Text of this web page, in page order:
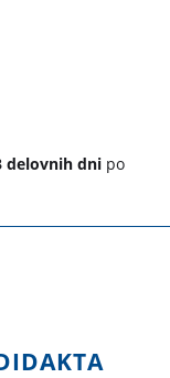
delovnih dni po